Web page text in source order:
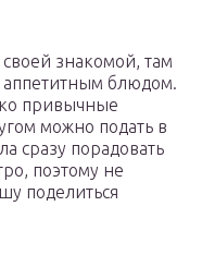
знакомой, там
аппетитным блюдом.
привычные
можно подать в
сразу порадовать
поэтому не
поделиться